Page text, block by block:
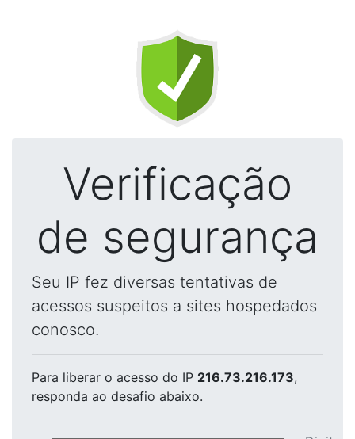
Verificação
de segurança
Seu IP fez diversas tentativas de
acessos suspeitos a sites hospedados
conosco.
Para liberar o acesso do IP 216.73.216.173,
responda ao desafio abaixo.